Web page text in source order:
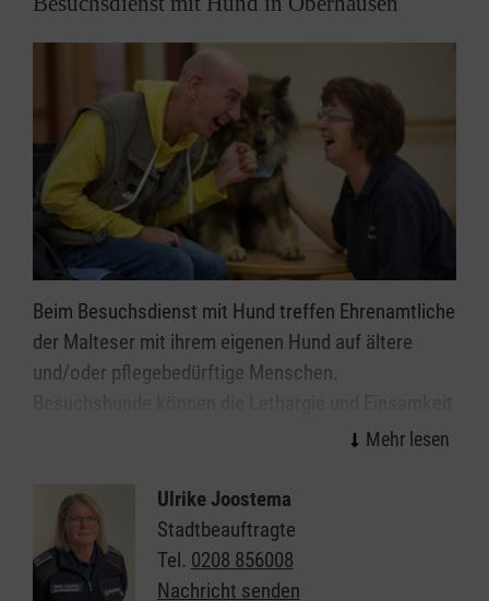
Bewerbungsmappe beigelegt. Die Benimmkurse
verbessern die Chancen der jungen Leute auf dem
Arbeitsmarkt und sind eine Antwort auf den immer
wieder beklagten Werteverfall.
Seit 2020 werden unterschiedliche Inhalte zudem
virtuell angeboten. Unter dem Titel "Netiquette"
werden aktuell virtuelle Vorstellunggespräche
Entwicklungen und erweitern ihr Angebot im Bereich
der digitale Medien.
Beim Besuchsdienst mit Hund treffen Ehrenamtliche
der Malteser mit ihrem eigenen Hund auf ältere
und/oder pflegebedürftige Menschen.
zurückgezogener Menschen durchbrechen und
Freude bereiten.
Sie und Ihr Hund haben Lust auf eine ehrenamtliche
Mitarbeit beim Besuchsdienst mit Hund? Oder Sie
Ulrike Joostema
Stadtbeauftragte
Tel. 0208 856008
Nachricht senden